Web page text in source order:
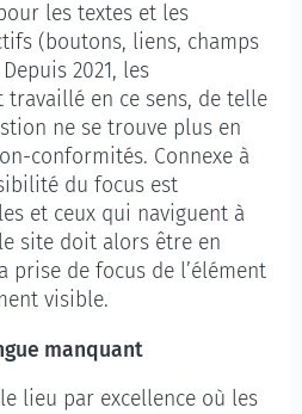
les textes et les
(boutons, liens, champs
2021, les
en ce sens, de telle
ne se trouve plus en
conformités. Connexe à
du focus est
et ceux qui naviguent à
site doit alors être en
prise de focus de l’élément
visible.
manquant
lieu par excellence où les